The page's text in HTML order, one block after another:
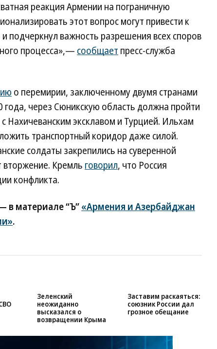
реакция Армении на пограничную
этот вопрос могут привести к
подчеркнул важность разрешения всех споров
процесса»,— сообщает пресс-служба
о перемирии, заключенному двумя странами
года, через Сюникскую область должна пройти
эксклавом и Турцией. Ильхам
транспортный коридор даже силой.
солдаты закрепились на суверенной
вторжение. Кремль говорил, что Россия
конфликта.
в материале “Ъ”«Армения и Азербайджан
.
Зеленский
грозное обещание